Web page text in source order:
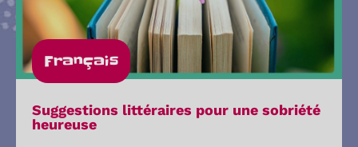
Français
Suggestions littéraires pour une sobriété
heureuse